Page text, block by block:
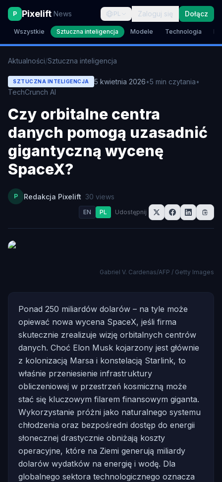
P Pixelift News PL Zaloguj się Dołącz
Wszystkie Sztuczna inteligencja Modele Technologia
Aktualności/Sztuczna inteligencja
SZTUCZNA INTELIGENCJA 5 kwietnia 2026•5 min czytania•
TechCrunch AI
Czy orbitalne centra
danych pomogą uzasadnić
gigantyczną wycenę
SpaceX?
P Redakcja Pixelift 30 views
EN PL Udostępnij
Gabriel V. Cardenas/AFP / Getty Images
Ponad 250 miliardów dolarów – na tyle może
opiewać nowa wycena SpaceX, jeśli firma
skutecznie zrealizuje wizję orbitalnych centrów
danych. Choć Elon Musk kojarzony jest głównie
z kolonizacją Marsa i konstelacją Starlink, to
właśnie przeniesienie infrastruktury
obliczeniowej w przestrzeń kosmiczną może
stać się kluczowym filarem finansowym giganta.
Wykorzystanie próżni jako naturalnego systemu
chłodzenia oraz bezpośredni dostęp do energii
słonecznej drastycznie obniżają koszty
operacyjne, które na Ziemi generują miliardy
dolarów wydatków na energię i wodę. Dla
globalnego sektora technologicznego oznacza